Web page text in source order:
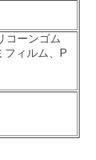
コーンゴム
フィルム、P